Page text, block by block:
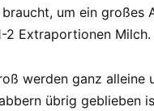
um ein großes
2 Extraportionen Milch.
werden ganz alleine
übrig geblieben